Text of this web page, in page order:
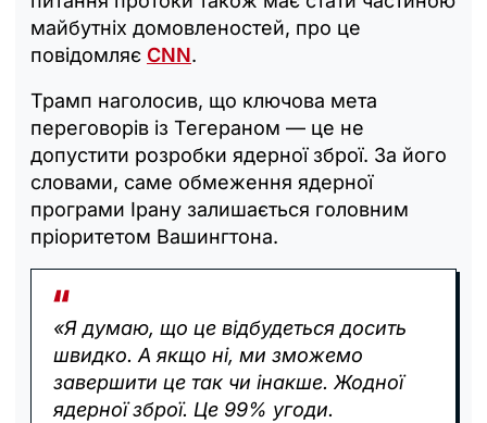
майбутніх домовленостей, про це
повідомляє CNN.
Трамп наголосив, що ключова мета
переговорів із Тегераном — це не
допустити розробки ядерної зброї. За його
словами, саме обмеження ядерної
програми Ірану залишається головним
пріоритетом Вашингтона.
«Я думаю, що це відбудеться досить
швидко. А якщо ні, ми зможемо
завершити це так чи інакше. Жодної
ядерної зброї. Це 99% угоди.